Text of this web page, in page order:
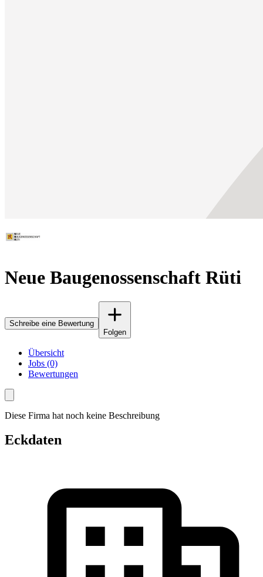
Neue Baugenossenschaft Rüti
Schreibe eine Bewertung
Folgen
Übersicht
Jobs (0)
Bewertungen
Diese Firma hat noch keine Beschreibung
Eckdaten